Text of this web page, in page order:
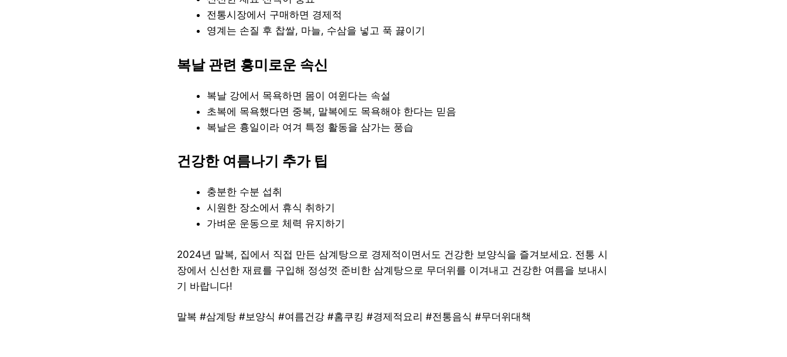
전통시장에서 구매하면 경제적
영계는 손질 후 찹쌀, 마늘, 수삼을 넣고 푹 끓이기
복날 관련 흥미로운 속신
복날 강에서 목욕하면 몸이 여윈다는 속설
초복에 목욕했다면 중복, 말복에도 목욕해야 한다는 믿음
복날은 흉일이라 여겨 특정 활동을 삼가는 풍습
건강한 여름나기 추가 팁
충분한 수분 섭취
시원한 장소에서 휴식 취하기
가벼운 운동으로 체력 유지하기
2024년 말복, 집에서 직접 만든 삼계탕으로 경제적이면서도 건강한 보양식을 즐겨보세요. 전통 시
장에서 신선한 재료를 구입해 정성껏 준비한 삼계탕으로 무더위를 이겨내고 건강한 여름을 보내시
기 바랍니다!
말복 #삼계탕 #보양식 #여름건강 #홈쿠킹 #경제적요리 #전통음식 #무더위대책